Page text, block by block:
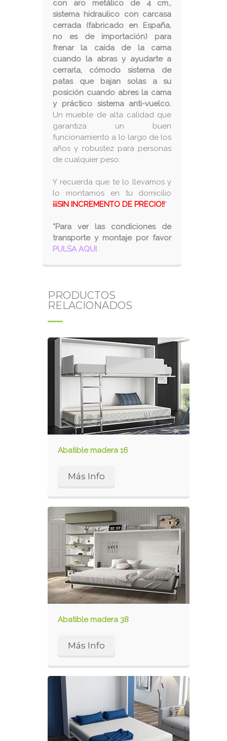
con aro metálico de 4 cm.,
sistema hidraulico con carcasa
cerrada (fabricado en España,
no es de importación) para
frenar la caída de la cama
cuando la abras y ayudarte a
cerrarla, cómodo sistema de
patas que bajan solas a su
posición cuando abres la cama
y práctico sistema anti-vuelco.
Un mueble de alta calidad que
garantiza un buen
funcionamiento a lo largo de los
años y robustez para personas
de cualquier peso.
Y recuerda que te lo llevamos y
lo montamos en tu domicilio
¡¡¡SIN INCREMENTO DE PRECIO!!*
*Para ver las condiciones de
transporte y montaje por favor
PULSA AQUI
PRODUCTOS
RELACIONADOS
Abatible madera 16
Más Info
Abatible madera 38
Más Info